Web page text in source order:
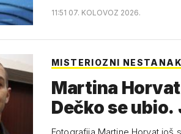
11:51 07. KOLOVOZ 2026.
MISTERIOZNI NESTANAK
Martina
Dečko se